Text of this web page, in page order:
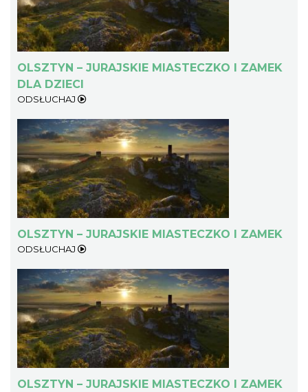
OLSZTYN – JURAJSKIE MIASTECZKO I ZAMEK
DLA DZIECI
ODSŁUCHAJ
OLSZTYN – JURAJSKIE MIASTECZKO I ZAMEK
ODSŁUCHAJ
OLSZTYN – JURAJSKIE MIASTECZKO I ZAMEK